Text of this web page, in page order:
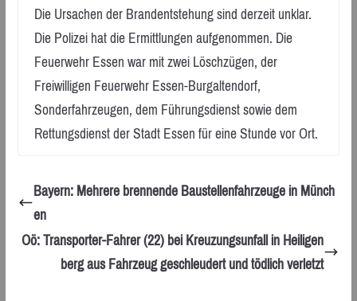
Die Ursachen der Brandentstehung sind derzeit unklar.
Die Polizei hat die Ermittlungen aufgenommen. Die
Feuerwehr Essen war mit zwei Löschzügen, der
Freiwilligen Feuerwehr Essen-Burgaltendorf,
Sonderfahrzeugen, dem Führungsdienst sowie dem
Rettungsdienst der Stadt Essen für eine Stunde vor Ort.
Bayern: Mehrere brennende Baustellenfahrzeuge in Münch
en
Oö: Transporter-Fahrer (22) bei Kreuzungsunfall in Heiligen
berg aus Fahrzeug geschleudert und tödlich verletzt